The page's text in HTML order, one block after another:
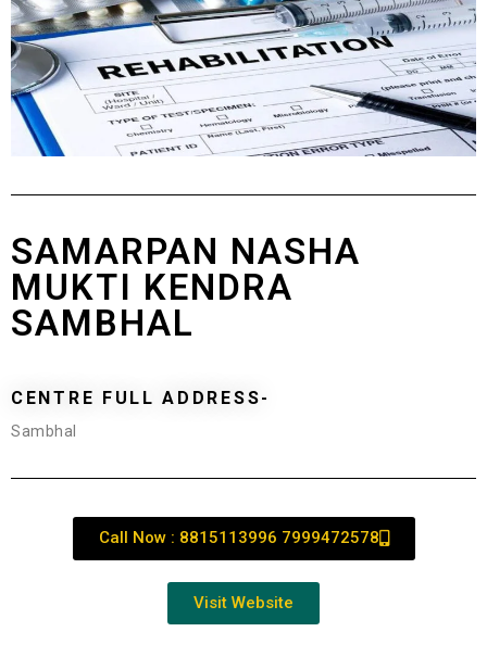
SAMARPAN NASHA
MUKTI KENDRA
SAMBHAL
CENTRE FULL ADDRESS-
Sambhal
Call Now : 8815113996 7999472578
Visit Website